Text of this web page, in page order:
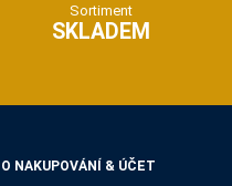
Sortiment
SKLADEM
O NAKUPOVÁNÍ & ÚČET